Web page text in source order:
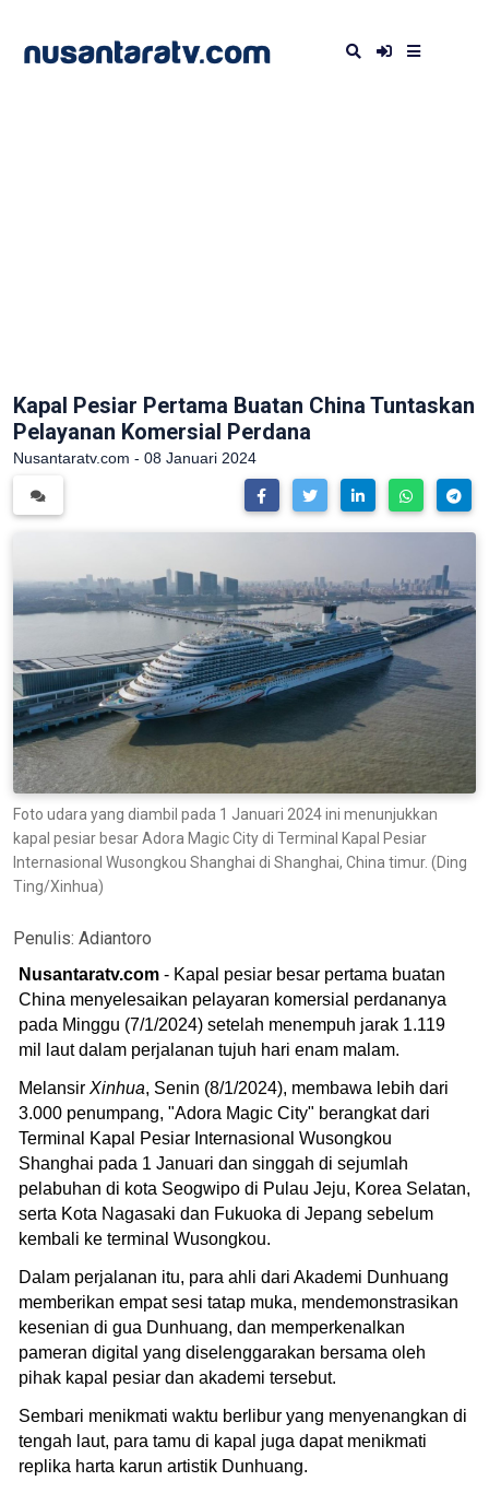
Kapal Pesiar Pertama Buatan China Tuntaskan
Pelayanan Komersial Perdana
Nusantaratv.com - 08 Januari 2024
Foto udara yang diambil pada 1 Januari 2024 ini menunjukkan
kapal pesiar besar Adora Magic City di Terminal Kapal Pesiar
Internasional Wusongkou Shanghai di Shanghai, China timur. (Ding
Ting/Xinhua)
Penulis: Adiantoro
Nusantaratv.com - Kapal pesiar besar pertama buatan
China menyelesaikan pelayaran komersial perdananya
pada Minggu (7/1/2024) setelah menempuh jarak 1.119
mil laut dalam perjalanan tujuh hari enam malam.
Melansir Xinhua, Senin (8/1/2024), membawa lebih dari
3.000 penumpang, "Adora Magic City" berangkat dari
Terminal Kapal Pesiar Internasional Wusongkou
Shanghai pada 1 Januari dan singgah di sejumlah
pelabuhan di kota Seogwipo di Pulau Jeju, Korea Selatan,
serta Kota Nagasaki dan Fukuoka di Jepang sebelum
kembali ke terminal Wusongkou.
Dalam perjalanan itu, para ahli dari Akademi Dunhuang
memberikan empat sesi tatap muka, mendemonstrasikan
kesenian di gua Dunhuang, dan memperkenalkan
pameran digital yang diselenggarakan bersama oleh
pihak kapal pesiar dan akademi tersebut.
Sembari menikmati waktu berlibur yang menyenangkan di
tengah laut, para tamu di kapal juga dapat menikmati
replika harta karun artistik Dunhuang.